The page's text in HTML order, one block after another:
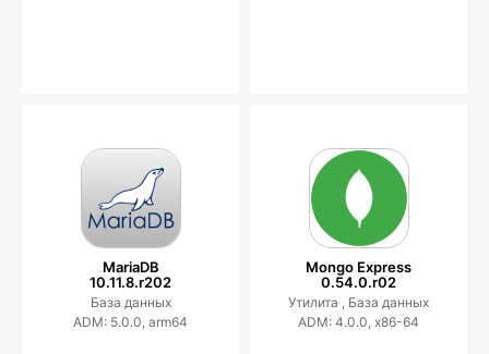
MariaDB
10.11.8.r202
База данных
ADM: 5.0.0, arm64
Mongo Express
0.54.0.r02
Утилита , База данных
ADM: 4.0.0, x86-64